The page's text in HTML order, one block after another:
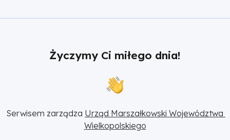
Życzymy Ci miłego dnia!
Serwisem zarządza Urząd Marszałkowski Województwa
Wielkopolskiego